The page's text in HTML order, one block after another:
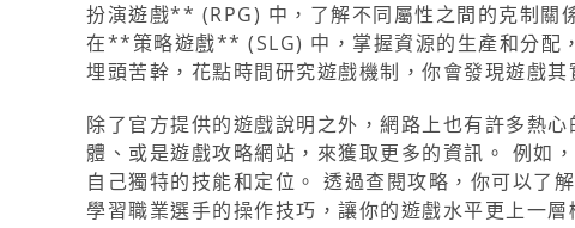
扮演遊戲** (RPG) 中，了解不同屬性之間的克制關
在**策略遊戲** (SLG) 中，掌握資源的生產和分配
埋頭苦幹，花點時間研究遊戲機制，你會發現遊戲
除了官方提供的遊戲說明之外，網路上也有許多熱
體、或是遊戲攻略網站，來獲取更多的資訊。 例
自己獨特的技能和定位。 透過查閱攻略，你可以了
學習職業選手的操作技巧，讓你的遊戲水平更上一